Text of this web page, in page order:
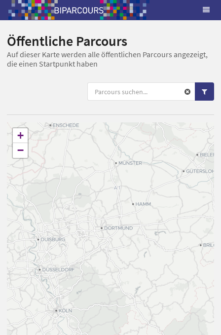
Öffentliche Parcours
Auf dieser Karte werden alle öffentlichen Parcours angezeigt,
die einen Startpunkt haben
+
−